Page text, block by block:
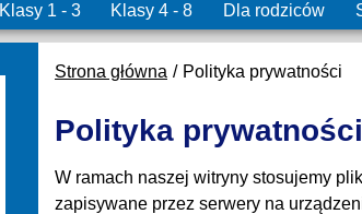
Klasy 1 - 3 Klasy 4 - 8 Dla rodziców
Strona główna Polityka prywatności
Polityka prywatności
W ramach naszej witryny stosujemy
zapisywane przez serwery na